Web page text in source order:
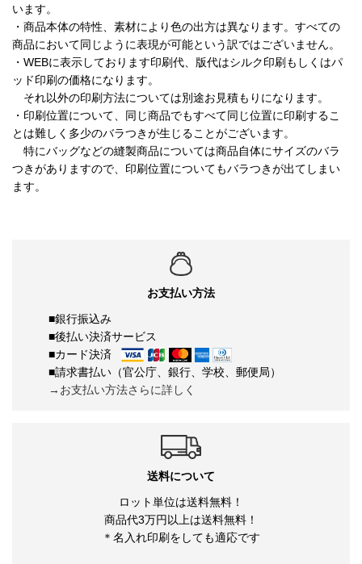
います。
・商品本体の特性、素材により色の出方は異なります。すべての
商品において同じように表現が可能という訳ではございません。
・WEBに表示しております印刷代、版代はシルク印刷もしくはパ
ッド印刷の価格になります。
それ以外の印刷方法については別途お見積もりになります。
・印刷位置について、同じ商品でもすべて同じ位置に印刷するこ
とは難しく多少のバラつきが生じることがございます。
特にバッグなどの縫製商品については商品自体にサイズのバラ
つきがありますので、印刷位置についてもバラつきが出てしまい
ます。
お支払い方法
■銀行振込み
■後払い決済サービス
■カード決済
■請求書払い（官公庁、銀行、学校、郵便局）
→お支払い方法さらに詳しく
送料について
ロット単位は送料無料！
商品代3万円以上は送料無料！
＊名入れ印刷をしても適応です